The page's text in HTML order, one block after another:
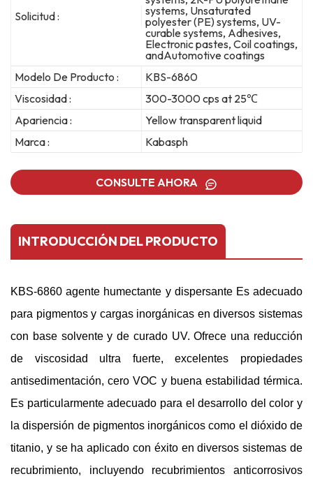
Solicitud :
systems, Unsaturated
polyester (PE) systems, UV-
curable systems, Adhesives,
Electronic pastes, Coil coatings,
andAutomotive coatings
Modelo De Producto :
KBS-6860
Viscosidad :
300-3000 cps at 25℃
Apariencia :
Yellow transparent liquid
Marca :
Kabasph
CONSULTE AHORA
INTRODUCCIÓN DEL PRODUCTO
KBS-6860agente humectante y dispersanteEs adecuado
para pigmentos y cargas inorgánicas en diversos sistemas
con base solvente y de curado UV. Ofrece una reducción
de viscosidad ultra fuerte, excelentes propiedades
antisedimentación, cero VOC y buena estabilidad térmica.
Es particularmente adecuado para el desarrollo del color y
la dispersión de pigmentos inorgánicos como el dióxido de
titanio, y se ha aplicado con éxito en diversos sistemas de
recubrimiento, incluyendo recubrimientos anticorrosivos